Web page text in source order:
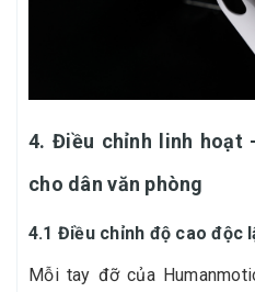
4. Điều chỉnh linh hoạt
cho dân văn phòng
4.1 Điều chỉnh độ cao độc
Mỗi tay đỡ của